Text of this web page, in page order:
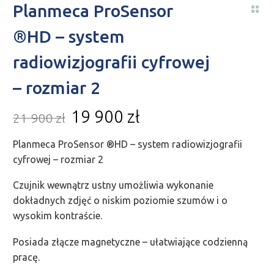
Planmeca ProSensor
®HD – system
radiowizjografii cyfrowej
– rozmiar 2
21 900zł 19 900 zł
Planmeca ProSensor ®HD – system radiowizjografii
cyfrowej – rozmiar 2
Czujnik wewnątrz ustny umożliwia wykonanie
dokładnych zdjęć o niskim poziomie szumów i o
wysokim kontraście.
Posiada złącze magnetyczne – ułatwiające codzienną
pracę.